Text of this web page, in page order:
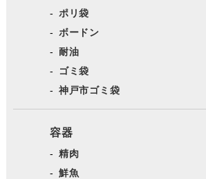
ポリ袋
ボードン
耐油
ゴミ袋
神戸市ゴミ袋
容器
精肉
鮮魚